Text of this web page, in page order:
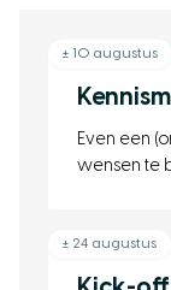
± 10 augustus
Even een
wensen te
± 24 augustus